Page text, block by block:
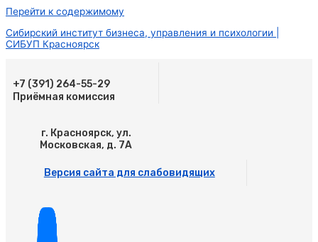
Перейти к содержимому
Сибирский институт бизнеса, управления и психологии |
СИБУП Красноярск
+7 (391) 264-55-29
Приёмная комиссия
г. Красноярск, ул.
Московская, д. 7А
Версия сайта для слабовидящих